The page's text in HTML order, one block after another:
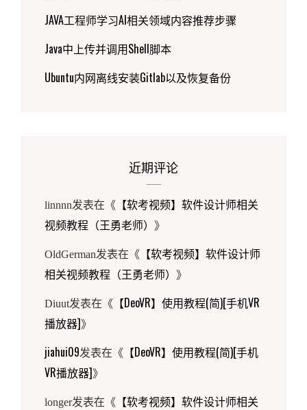
JAVA工程师学习AI相关领域内容推荐步骤
Java中上传并调用Shell脚本
Ubuntu内网离线安装Gitlab以及恢复备份
近期评论
linnnn发表在《
【软考视频】软件设计师相关
视频教程（王勇老师）
》
OldGerman发表在《
【软考视频】软件设计师
相关视频教程（王勇老师）
》
Diuut发表在《
【DeoVR】使用教程(简)[手机VR
播放器]》
jiahui09发表在《
【DeoVR】使用教程(简)[手机
VR播放器]》
longer发表在《
【软考视频】软件设计师相关